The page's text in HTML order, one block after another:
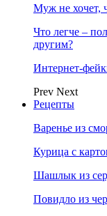
Муж не хочет,
Что легче –
другим?
Интернет-
Prev Next
Рецепты
Варенье из
Курица с
Шашлык из
Повидло из